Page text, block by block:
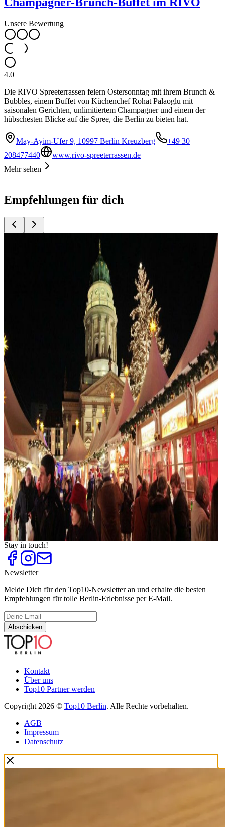
Unsere Bewertung
4.0
Die RIVO Spreeterrassen feiern Ostersonntag mit ihrem Brunch &
Bubbles, einem Buffet von Küchenchef Rohat Palaoglu mit
saisonalen Gerichten, unlimitiertem Champagner und einem der
hübschesten Blicke auf die Spree, die Berlin zu bieten hat.
May-Ayim-Ufer 9, 10997 Berlin Kreuzberg
+49 30
208477440
www.rivo-spreeterrassen.de
Mehr sehen
Empfehlungen für dich
Besondere Geburtstagslocations
Besondere Silvesterpartys mit Essen
Besondere Weihnachtsfeiern
Event Locations in Brandenburg
Festliche Osteraktivitäten
Gans to Go
Top
Gute Vorsätze
Top
Ideen für Junggesellinnenabschiede
Top
Ostermenüs
Top10
Silvestermenüs
Top
10
Silvesterpartys
Top10
Spargelessen
Top10
Weihnachtliche Freizeitaktivitäten
Top10
Weihnachtsessen
Top10
Weihnachtsfeier im Restaurant
Top
Weihnachtsgans und Gänsebraten
Top10
Weihnachtsmärkte
Stay in touch!
Newsletter
Melde Dich für den Top10-Newsletter an und erhalte die besten
Empfehlungen für tolle Berlin-Erlebnisse per E-Mail.
Abschicken
Kontakt
Über uns
Top10 Partner werden
Copyright 2026 © Top10 Berlin. Alle Rechte vorbehalten.
AGB
Impressum
Datenschutz